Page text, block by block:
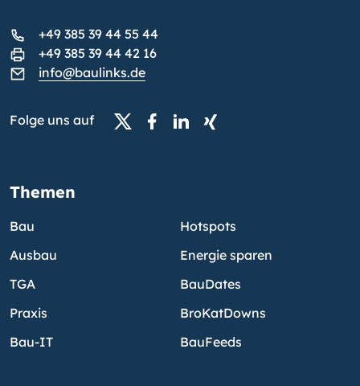
+49 385 39 44 55 44
+49 385 39 44 42 16
info@baulinks.de
Folge uns auf
Themen
Bau
Ausbau
TGA
Praxis
Bau-IT
Hotspots
Energie sparen
BauDates
BroKatDowns
BauFeeds